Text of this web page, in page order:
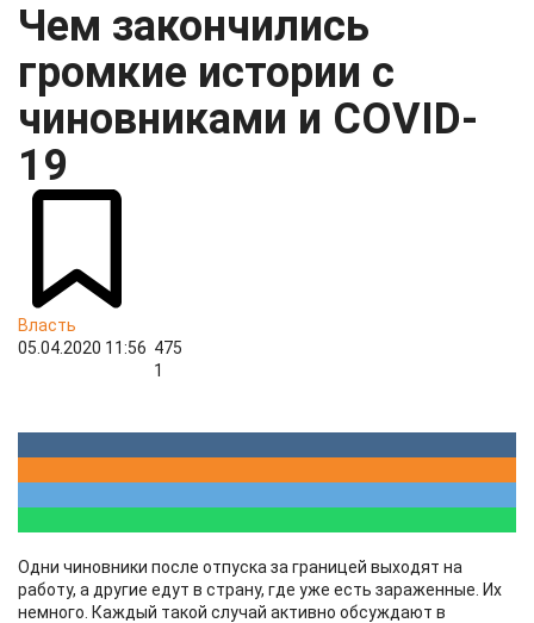
Чем закончились
громкие истории с
чиновниками и COVID-
19
Власть
05.04.2020 11:56 475
1
Одни чиновники после отпуска за границей выходят на
работу, а другие едут в страну, где уже есть зараженные. Их
немного. Каждый такой случай активно обсуждают в